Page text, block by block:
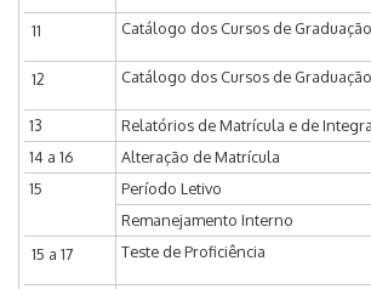
11 Catálogo dos Cursos de Graduação
12 Catálogo dos Cursos de Graduação
13 Relatórios de Matrícula e de
14 a 16
Alteração de Matrícula
15
Período Letivo
Remanejamento Interno
15 a 17
Teste de Proficiência